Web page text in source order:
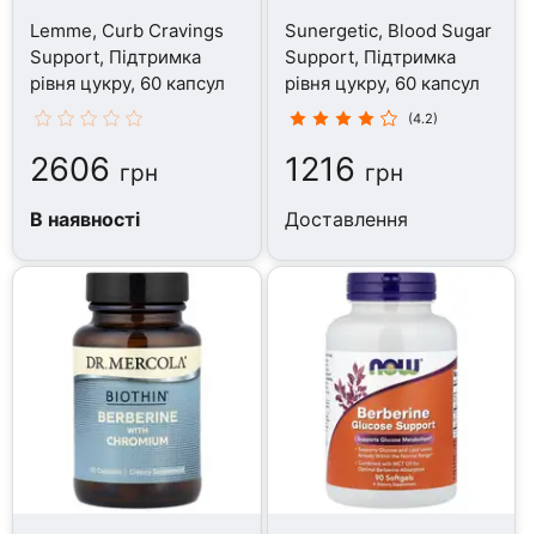
Lemme, Curb Cravings
Support, Підтримка
рівня цукру, 60 капсул
2606 грн
В наявності
Sunergetic, Blood Sugar
Support, Підтримка
рівня цукру, 60 капсул
(4.2)
1216 грн
Доставлення